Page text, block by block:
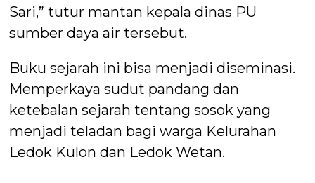
Sari,” tutur mantan kepala dinas PU
sumber daya air tersebut.
Buku sejarah ini bisa menjadi diseminasi.
Memperkaya sudut pandang dan
ketebalan sejarah tentang sosok yang
menjadi teladan bagi warga Kelurahan
Ledok Kulon dan Ledok Wetan.